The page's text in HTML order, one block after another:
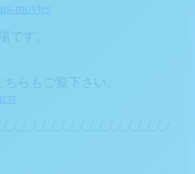
movies
です。
らもご覧下さい。